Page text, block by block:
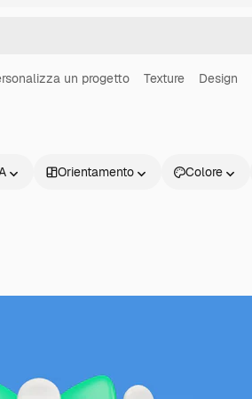
un progetto Texture Design
Orientamento Colore
Prodotti